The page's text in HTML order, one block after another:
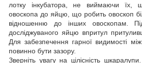
лотку інкубатора, не виймаючи їх,
овоскопа до яйцю, що робить овоскоп
відношенню до інших овоскопам.
досліджуваного яйцю впритул
Для забезпечення гарної видимості
повинно бути зазору.
Зверніть увагу на цілісність